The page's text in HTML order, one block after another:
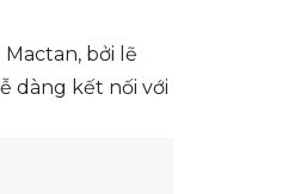
bởi lẽ
dàng kết nối với